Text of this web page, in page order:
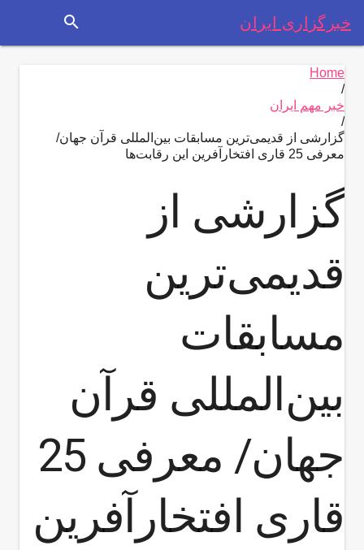
خبرگزاری ایران search
Home
/
خبر مهم ایران
/
گزارشی از قدیمی‌ترین مسابقات بین‌المللی قرآن جهان/
معرفی 25 قاری افتخار‌آفرین این رقابت‌ها
گزارشی از
قدیمی‌ترین
مسابقات
بین‌المللی قرآن
جهان/ معرفی 25
قاری افتخار‌آفرین